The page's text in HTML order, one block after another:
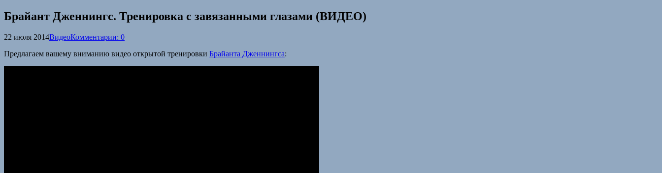
Брайант Дженнингс. Тренировка с завязанными глазами (ВИДЕО)
22 июля 2014ВидеоКомментарии: 0
Предлагаем вашему вниманию видео открытой тренировки Брайанта Дженнингса: